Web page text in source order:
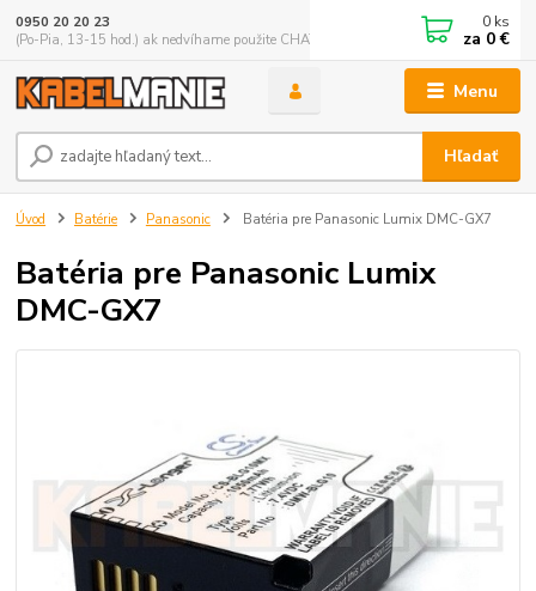
Menu
Hľadať
0950 20 20 23
(Po-Pia, 13-15 hod.) ak nedvíhame použite CHATBOX
0 ks
za 0 €
Úvod Batérie Panasonic Batéria pre Panasonic Lumix DMC-GX7
Batéria pre Panasonic Lumix
DMC-GX7